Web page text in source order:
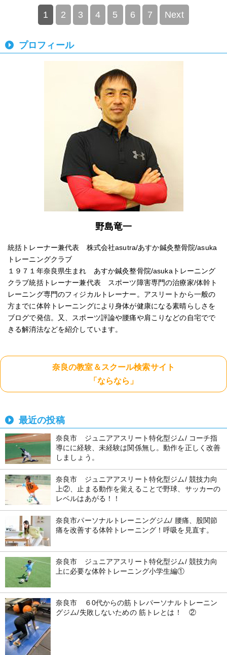
1 2 3 4 5 6 7 Next
プロフィール
野島竜一
統括トレーナー兼代表 株式会社asutra/あすか鍼灸整骨院/asuka
トレーニングクラブ
１９７１年奈良県生まれ あすか鍼灸整骨院/asukaトレーニング
クラブ統括トレーナー兼代表 スポーツ障害専門の治療家/体幹ト
レーニング専門のフィジカルトレーナー。アスリートから一般の
方までに体幹トレーニングにより身体が健康になる素晴らしさを
ブログで発信。又、スポーツ評論や腰痛や肩こりなどの自宅でで
きる解消法などを紹介しています。
奈良の教室＆スクール検索サイト
「ならなら」
最近の投稿
奈良市 ジュニアアスリート特化型ジム/ コーチ指
導にに経験、未経験は関係無し。動作を正しく改善
しましょう。
奈良市 ジュニアアスリート特化型ジム/ 競技力向
上②、止まる動作を覚えることで野球、サッカーの
レベルはあがる！！
奈良市パーソナルトレーニングジム/ 腰痛、股関節
痛を改善する体幹トレーニング！呼吸を見直す。
奈良市 ジュニアアスリート特化型ジム/ 競技力向
上に必要な体幹トレーニング小学生編①
奈良市 ６0代からの筋トレパーソナルトレーニン
グジム/失敗しないための 筋トレとは！ ②